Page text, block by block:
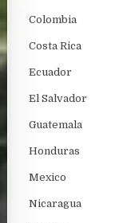
Colombia
Costa Rica
Ecuador
El Salvador
Guatemala
Honduras
Mexico
Nicaragua